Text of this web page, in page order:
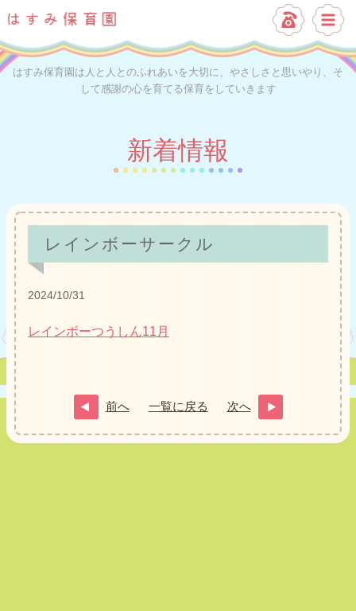
はすみ保育園は人と人とのふれあいを大切に、やさしさと思いやり、そ
して感謝の心を育てる保育をしていきます
新着情報
レインボーサークル
2024/10/31
レインボーつうしん11月
前へ 一覧に戻る 次へ